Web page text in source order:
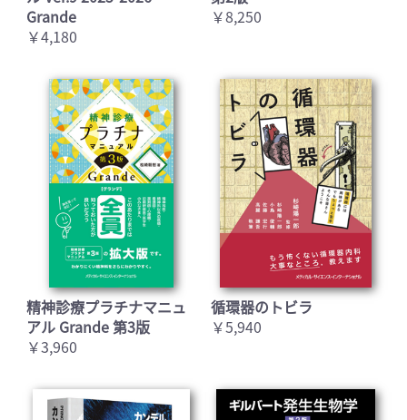
Grande
￥4,180
￥8,250
精神診療プラチナマニュ
アル Grande 第3版
￥3,960
循環器のトビラ
￥5,940